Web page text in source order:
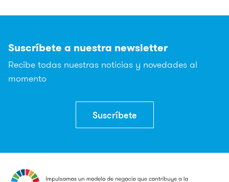
Suscríbete a nuestra newsletter
Recibe todas nuestras noticias y novedades al
momento
Suscríbete